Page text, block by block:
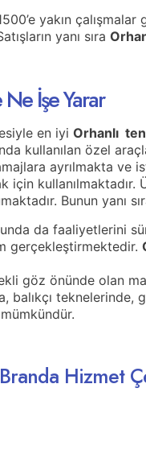
yakın
yanı sıra
İşe Yarar
en iyi Orhanlı
kullanılan özel
ayrılmakta ve
için
Bunun yanı
da faaliyetlerini
gerçekleştirmektedir.
göz önünde olan
balıkçı
Hizmet